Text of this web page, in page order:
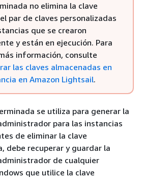
no elimina la clave
par de claves personalizadas
que se crearon
y están en ejecución. Para
información, consulte
las claves almacenadas en
en Amazon Lightsail.
se utiliza para generar la
para las instancias
de eliminar la clave
debe recuperar y guardar la
de cualquier
que utilice la clave